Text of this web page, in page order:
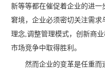
新等等都在催促着企业的进
窘境，企业必须密切关注需
理念,调整管理模式，创新商
市场竞争中取得胜利。
然而企业的变革是任重而